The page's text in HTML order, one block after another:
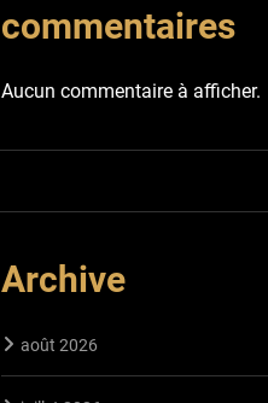
commentaires
Aucun commentaire à afficher.
Archive
août 2026